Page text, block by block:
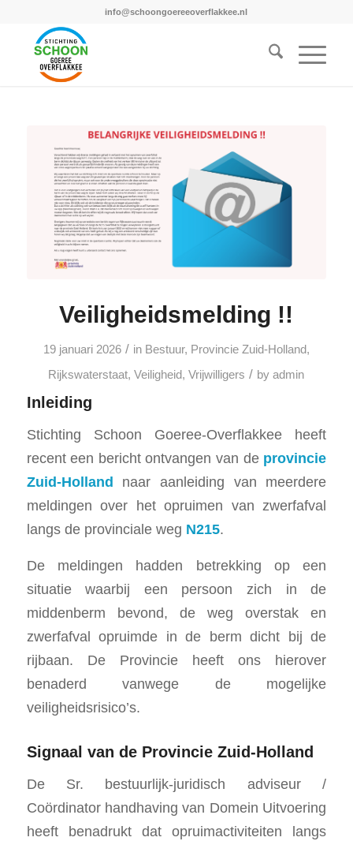
info@schoongoereeoverflakkee.nl
Veiligheidsmelding !!
19 januari 2026 / in Bestuur, Provincie Zuid-Holland,
Rijkswaterstaat,Veiligheid,Vrijwilligers / byadmin
Inleiding
Stichting Schoon Goeree-Overflakkee heeft
recent een bericht ontvangen van deprovincie
Zuid-Holland naar aanleiding van meerdere
meldingen over het opruimen van zwerfafval
langs de provinciale weg N215.
De meldingen hadden betrekking op een
situatie waarbij een persoon zich in de
middenberm bevond, de weg overstak en
zwerfafval opruimde in de berm dicht bij de
rijbaan. De Provincie heeft ons hierover
benaderd vanwege de mogelijke
veiligheidsrisico’s.
Signaal van de Provincie Zuid-Holland
De Sr. bestuurlijk-juridisch adviseur /
Coördinator handhaving van Domein Uitvoering
heeft benadrukt dat opruimactiviteiten langs